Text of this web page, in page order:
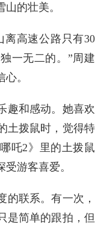
的壮美。
离高速公路只有30
一无二的。”周建
。
趣和感动。她喜欢
土拨鼠时，觉得特
吒2》里的土拨鼠
游客喜爱。
的联系。有一次，
是简单的跟拍，但